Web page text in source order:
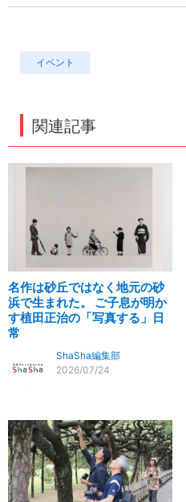
イベント
関連記事
名作は砂丘ではなく地元の砂
浜で生まれた。 ご子息が明か
す植田正治の「写真する」日
常
ShaSha編集部
2026/07/24